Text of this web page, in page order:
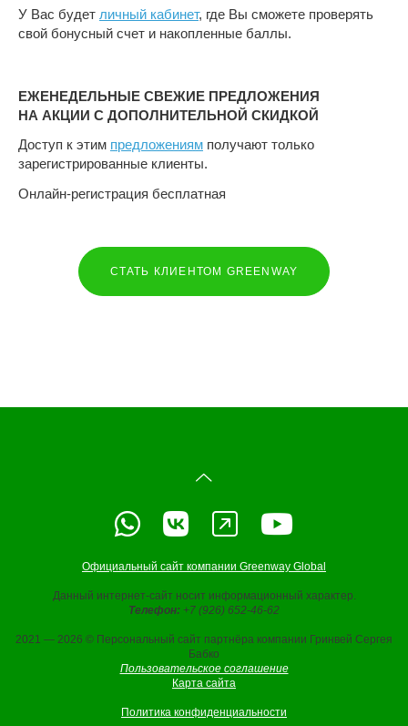
У Вас будет личный кабинет, где Вы сможете проверять
свой бонусный счет и накопленные баллы.
ЕЖЕНЕДЕЛЬНЫЕ СВЕЖИЕ ПРЕДЛОЖЕНИЯ
НА АКЦИИ С ДОПОЛНИТЕЛЬНОЙ СКИДКОЙ
Доступ к этим предложениям получают только
зарегистрированные клиенты.
Онлайн-регистрация бесплатная
СТАТЬ КЛИЕНТОМ GREENWAY
Официальный сайт компании Greenway Global
Данный интернет-сайт носит информационный характер.
Телефон: +7 (926) 652-46-62
2021 — 2026 © Персональный сайт партнёра компании Гринвей Сергея
Бабко
Пользовательское соглашение
Карта сайта
Политика конфиденциальности